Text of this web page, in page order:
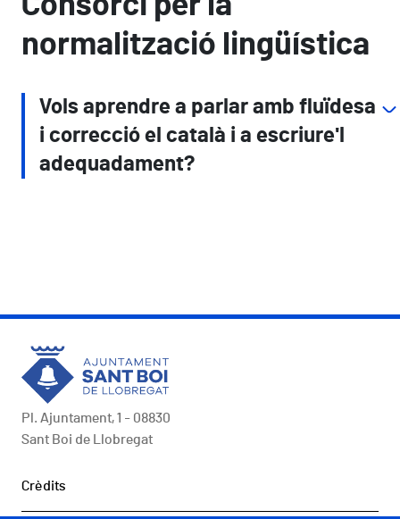
normalització lingüística
Vols aprendre a parlar amb fluïdesa
i correcció el català i a escriure'l
adequadament?
Pl. Ajuntament, 1 - 08830
Sant Boi de Llobregat
Peu
Crèdits